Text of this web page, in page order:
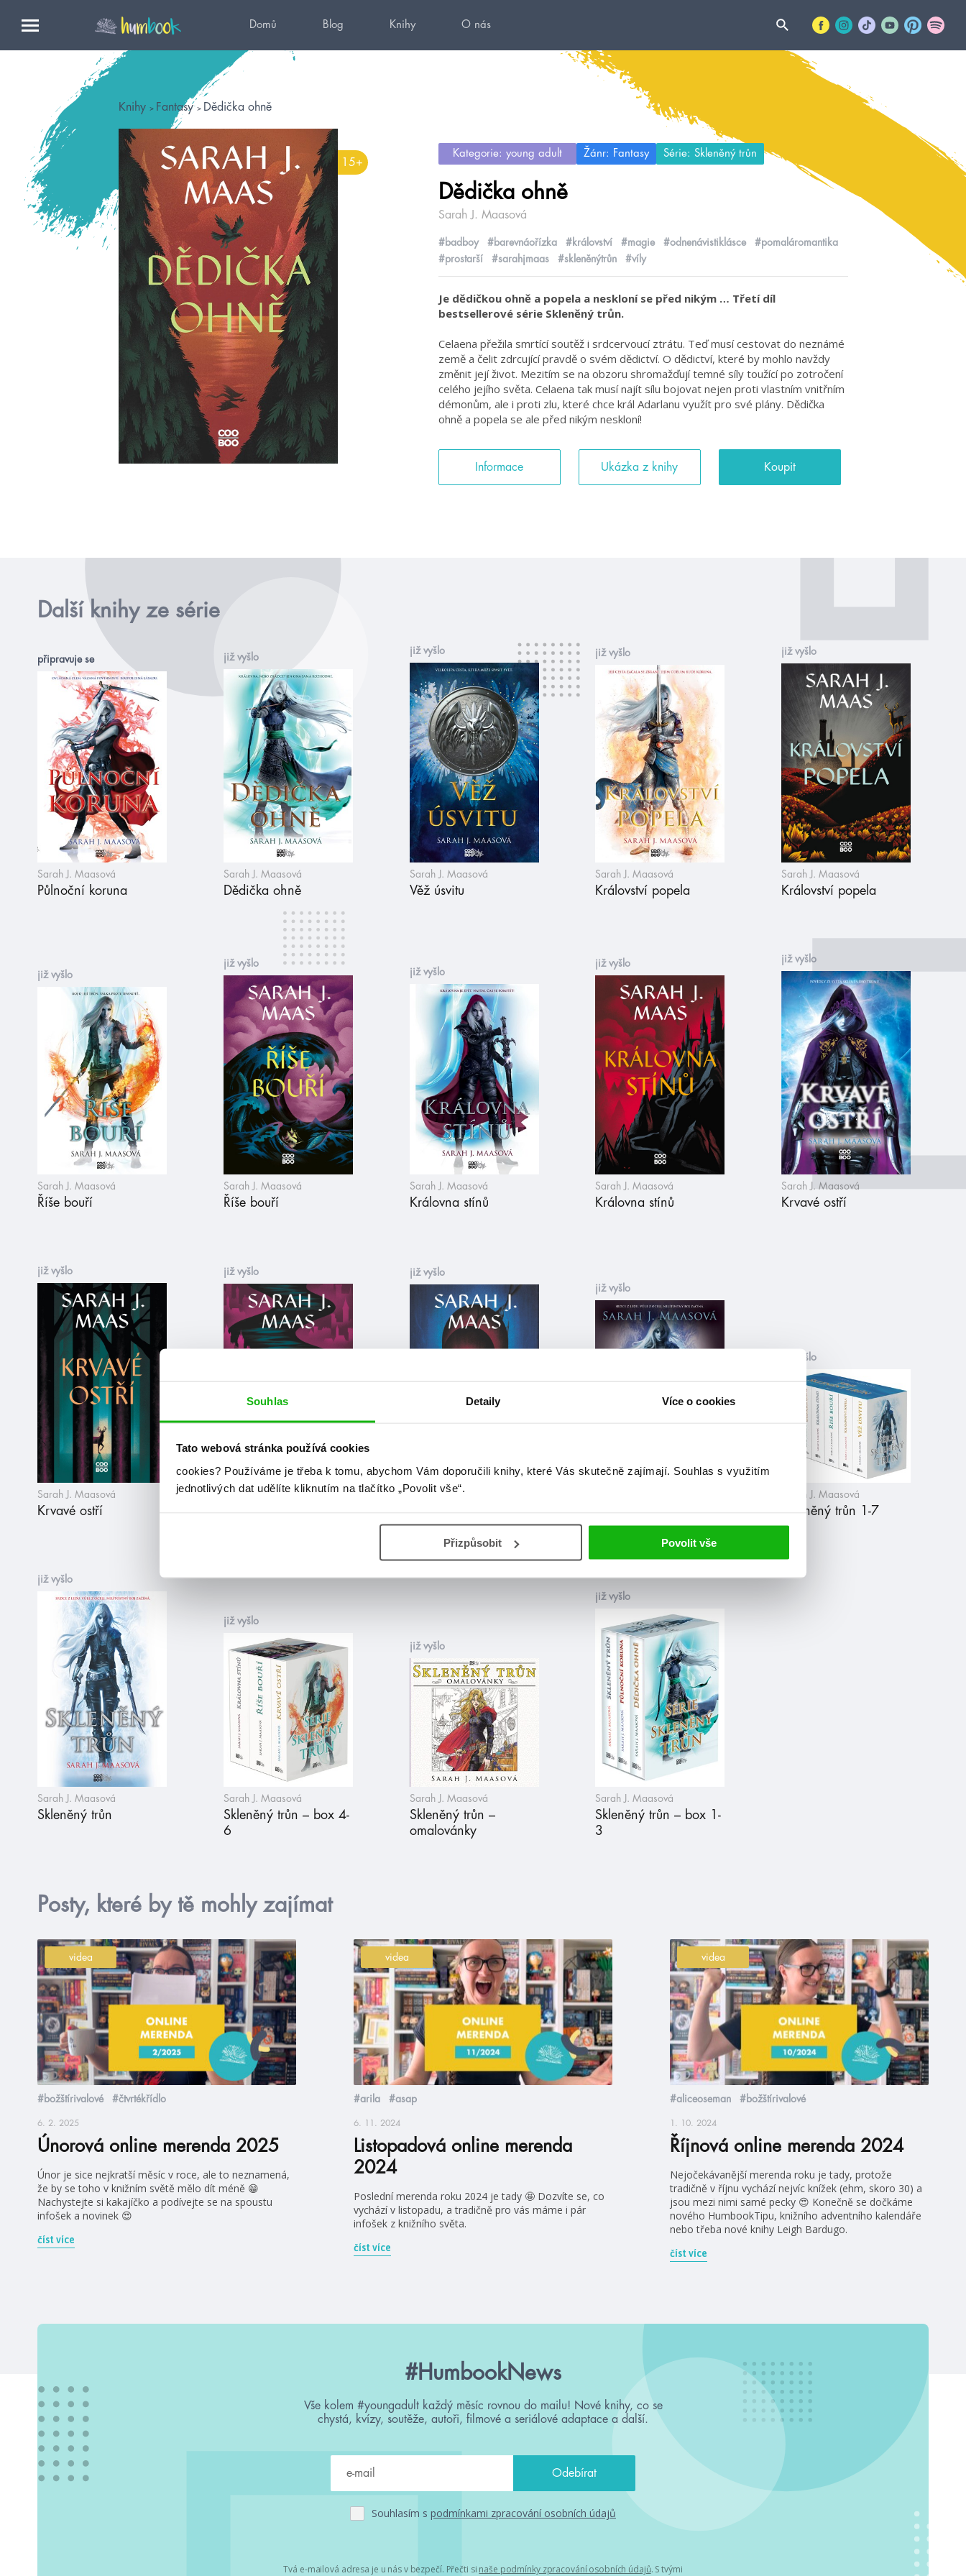
Souhlas Detaily Více o cookies
Tato webová stránka používá cookies
cookies? Používáme je třeba k tomu, abychom Vám doporučili knihy, které Vás skutečně zajímají. Souhlas s využitím
jednotlivých dat udělíte kliknutím na tlačítko „Povolit vše“.
Přizpůsobit Povolit vše
Domů Blog Knihy O nás
Knihy Fantasy Dědička ohně
15+
Kategorie: young adult Žánr: Fantasy Série: Skleněný trůn
Dědička ohně
Sarah J. Maasová
#badboy #barevnáořízka #království #magie #odnenávistiklásce
#pomaláromantika
#prostarší
#sarahjmaas #skleněnýtrůn #víly
Je dědičkou ohně a popela a neskloní se před nikým … Třetí díl
bestsellerové série Skleněný trůn.
Celaena přežila smrtící soutěž i srdcervoucí ztrátu. Teď musí cestovat do neznámé
země a čelit zdrcující pravdě o svém dědictví. O dědictví, které by mohlo navždy
změnit její život. Mezitím se na obzoru shromažďují temné síly toužící po zotročení
celého jejího světa. Celaena tak musí najít sílu bojovat nejen proti vlastním vnitřním
démonům, ale i proti zlu, které chce král Adarlanu využít pro své plány. Dědička
ohně a popela se ale před nikým neskloní!
Informace Ukázka z knihy Koupit
Další knihy ze série
připravuje se
Sarah J. Maasová
Půlnoční koruna
již vyšlo
Sarah J. Maasová
Dědička ohně
již vyšlo
Sarah J. Maasová
Věž úsvitu
již vyšlo
Sarah J. Maasová
Království popela
již vyšlo
Sarah J. Maasová
Království popela
již vyšlo
Sarah J. Maasová
Říše bouří
již vyšlo
Sarah J. Maasová
Říše bouří
již vyšlo
Sarah J. Maasová
Královna stínů
již vyšlo
Sarah J. Maasová
Královna stínů
již vyšlo
Sarah J. Maasová
Krvavé ostří
již vyšlo
Sarah J. Maasová
Krvavé ostří
již vyšlo
Sarah J. Maasová
již vyšlo
Sarah J. Maasová
již vyšlo
exkluzivní vydání
již vyšlo
Sarah J. Maasová
Skleněný trůn 1-7
již vyšlo
Sarah J. Maasová
Skleněný trůn
již vyšlo
Sarah J. Maasová
Skleněný trůn – box 4-
6
již vyšlo
Sarah J. Maasová
Skleněný trůn –
omalovánky
již vyšlo
Sarah J. Maasová
Skleněný trůn – box 1-
3
Posty, které by tě mohly zajímat
videa
#božštírivalové #čtvrtékřídlo
6. 2. 2025
Únorová online merenda 2025
Únor je sice nejkratší měsíc v roce, ale to neznamená,
že by se toho v knižním světě mělo dít méně 😁
Nachystejte si kakajíčko a podívejte se na spoustu
infošek a novinek 😍
číst více
videa
#arila #asap
6. 11. 2024
Listopadová online merenda
2024
Poslední merenda roku 2024 je tady 🤩 Dozvíte se, co
vychází v listopadu, a tradičně pro vás máme i pár
infošek z knižního světa.
číst více
videa
#aliceoseman #božštírivalové
1. 10. 2024
Říjnová online merenda 2024
Nejočekávanější merenda roku je tady, protože
tradičně v říjnu vychází nejvíc knížek (ehm, skoro 30) a
jsou mezi nimi samé pecky 😍 Konečně se dočkáme
nového HumbookTipu, knižního adventního kalendáře
nebo třeba nové knihy Leigh Bardugo.
číst více
#HumbookNews
Vše kolem #youngadult každý měsíc rovnou do mailu! Nové knihy, co se
chystá, kvízy, soutěže, autoři, filmové a seriálové adaptace a další.
Souhlasím s podmínkami zpracování osobních údajů
Tvá e-mailová adresa je u nás v bezpečí. Přečti si naše podmínky zpracování osobních údajů. S tvými